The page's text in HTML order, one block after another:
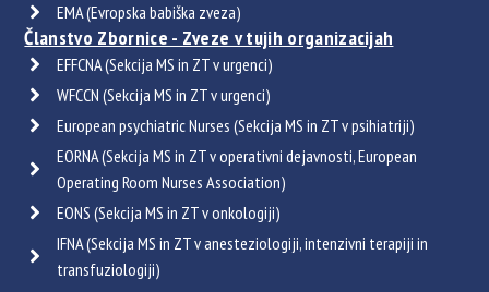
EMA (Evropska babiška zveza)
Članstvo Zbornice - Zveze v tujih organizacijah
EFFCNA (Sekcija MS in ZT v urgenci)
WFCCN (Sekcija MS in ZT v urgenci)
European psychiatric Nurses (Sekcija MS in ZT v psihiatriji)
EORNA (Sekcija MS in ZT v operativni dejavnosti, European
Operating Room Nurses Association)
EONS (Sekcija MS in ZT v onkologiji)
IFNA (Sekcija MS in ZT v anesteziologiji, intenzivni terapiji in
transfuziologiji)